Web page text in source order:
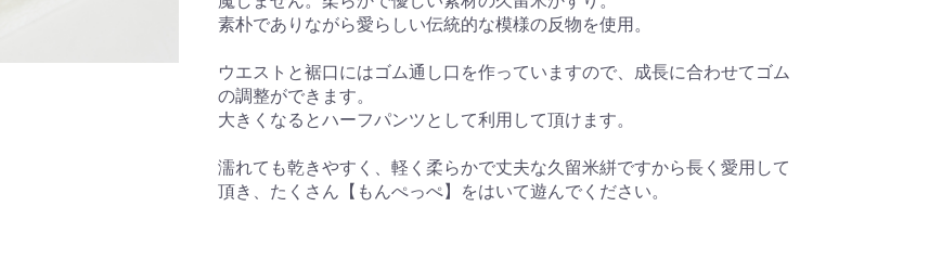
素朴でありながら愛らしい伝統的な模様の反物を使用。
ウエストと裾口にはゴム通し口を作っていますので、成長に合わせてゴム
の調整ができます。
大きくなるとハーフパンツとして利用して頂けます。
濡れても乾きやすく、軽く柔らかで丈夫な久留米絣ですから長く愛用して
頂き、たくさん【もんぺっぺ】をはいて遊んでください。